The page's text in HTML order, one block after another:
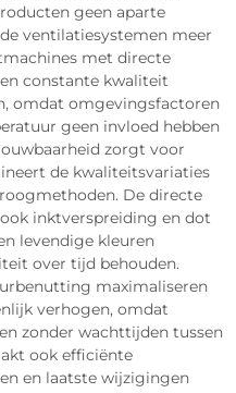
geen aparte
ventilatiesystemen meer
met directe
constante kwaliteit
omdat omgevingsfactoren
geen invloed hebben
zorgt voor
de kwaliteitsvariaties
De directe
inktverspreiding en dot
levendige kleuren
over tijd behouden.
maximaliseren
verhogen, omdat
zonder wachttijden tussen
ook efficiënte
en laatste wijzigingen